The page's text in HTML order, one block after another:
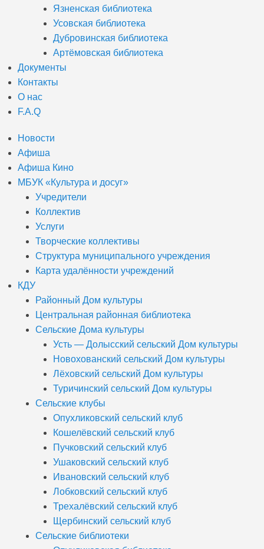
Язненская библиотека
Усовская библиотека
Дубровинская библиотека
Артёмовская библиотека
Документы
Контакты
О нас
F.A.Q
Новости
Афиша
Афиша Кино
МБУК «Культура и досуг»
Учредители
Коллектив
Услуги
Творческие коллективы
Структура муниципального учреждения
Карта удалённости учреждений
КДУ
Районный Дом культуры
Центральная районная библиотека
Сельские Дома культуры
Усть — Долысский сельский Дом культуры
Новохованский сельский Дом культуры
Лёховский сельский Дом культуры
Туричинский сельский Дом культуры
Сельские клубы
Опухликовский сельский клуб
Кошелёвский сельский клуб
Пучковский сельский клуб
Ушаковский сельский клуб
Ивановский сельский клуб
Лобковский сельский клуб
Трехалёвский сельский клуб
Щербинский сельский клуб
Сельские библиотеки